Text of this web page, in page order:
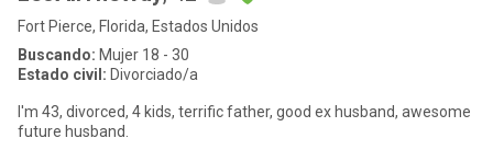
Fort Pierce, Florida, Estados Unidos
Buscando: Mujer 18 - 30
Estado civil: Divorciado/a
I'm 43, divorced, 4 kids, terrific father, good ex husband, awesome
future husband.